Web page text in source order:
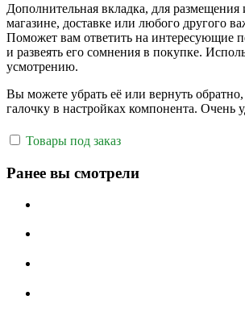
Дополнительная вкладка, для
магазине, доставке или любого другого
Поможет вам ответить на интересующие
и развеять его сомнения в покупке.
усмотрению.
Вы можете убрать её или вернуть
галочку в настройках компонента. Очень
Товары под заказ
Ранее вы смотрели